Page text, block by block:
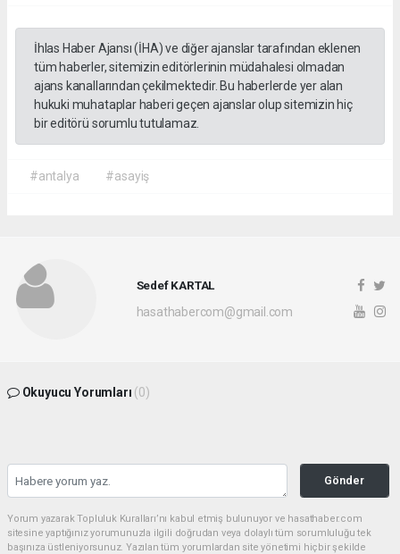
İhlas Haber Ajansı (İHA) ve diğer ajanslar tarafından eklenen
tüm haberler, sitemizin editörlerinin müdahalesi olmadan
ajans kanallarından çekilmektedir. Bu haberlerde yer alan
hukuki muhataplar haberi geçen ajanslar olup sitemizin hiç
bir editörü sorumlu tutulamaz.
#antalya #asayiş
Sedef KARTAL
hasathabercom@gmail.com
Okuyucu Yorumları (0)
Gönder
Yorum yazarak Topluluk Kuralları’nı kabul etmiş bulunuyor ve hasathaber.com
sitesine yaptığınız yorumunuzla ilgili doğrudan veya dolaylı tüm sorumluluğu tek
başınıza üstleniyorsunuz. Yazılan tüm yorumlardan site yönetimi hiçbir şekilde